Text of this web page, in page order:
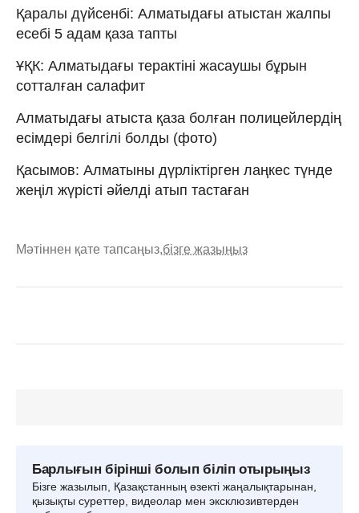
Қаралы дүйсенбі: Алматыдағы атыстан жалпы
есебі 5 адам қаза тапты
ҰҚК: Алматыдағы терактіні жасаушы бұрын
сотталған салафит
Алматыдағы атыста қаза болған полицейлердің
есімдері белгілі болды (фото)
Қасымов: Алматыны дүрліктірген лаңкес түнде
жеңіл жүрісті әйелді атып тастаған
Мәтіннен қате тапсаңыз,бізге жазыңыз
Барлығын бірінші болып біліп отырыңыз
Бізге жазылып, Қазақстанның өзекті жаңалықтарынан,
қызықты суреттер, видеолар мен эксклюзивтерден